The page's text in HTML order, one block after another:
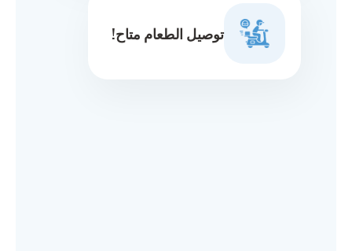
توصيل الطعام متاح!